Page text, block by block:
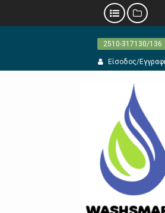
2510-317130/136
Είσοδος/